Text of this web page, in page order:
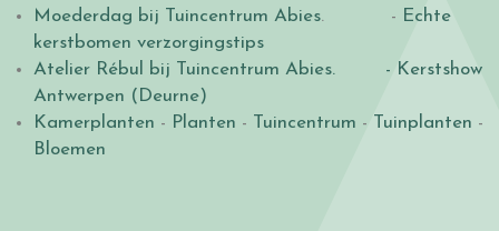
Moederdag bij Tuincentrum Abies. - Echte
kerstbomen verzorgingstips
Atelier Rébul bij Tuincentrum Abies.
- Kerstshow
Antwerpen (Deurne)
Kamerplanten - Planten - Tuincentrum - Tuinplanten -
Bloemen